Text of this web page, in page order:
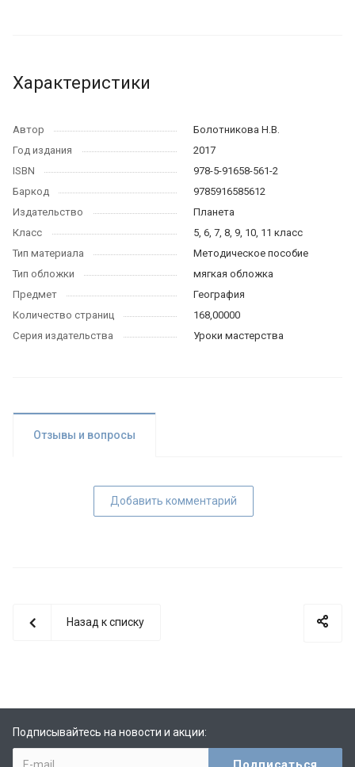
Характеристики
Автор
Болотникова Н.В.
Год издания
2017
ISBN
978-5-91658-561-2
Баркод
9785916585612
Издательство
Планета
Класс
5, 6, 7, 8, 9, 10, 11 класс
Тип материала
Методическое пособие
Тип обложки
мягкая обложка
Предмет
География
Количество страниц
168,00000
Серия издательства
Уроки мастерства
Отзывы и вопросы
Добавить комментарий
Назад к списку
Подписывайтесь на новости и акции: